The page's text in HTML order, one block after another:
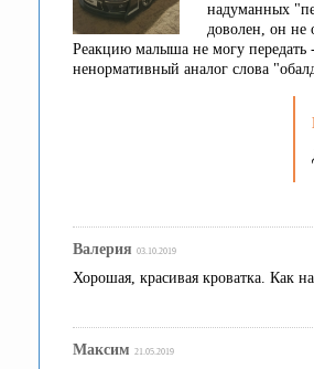
надуманных
доволен, он не
Реакцию малыша не могу передать
ненормативный аналог слова
Валерия 03.10.2019
Хорошая, красивая кроватка. Как
Максим 21.05.2019